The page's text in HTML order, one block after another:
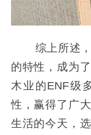
综上所述，
的特性，成为
木业的ENF级
性，赢得了广
生活的今天，